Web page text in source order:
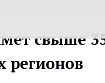
свыше
регионов